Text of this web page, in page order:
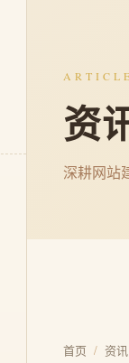
资
深耕网站
首页 / 资